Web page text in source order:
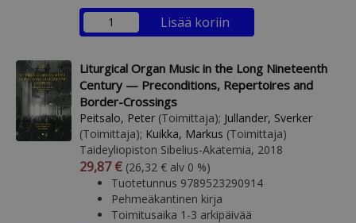
Lisää koriin
Liturgical Organ Music in the Long Nineteenth
Century — Preconditions, Repertoires and
Border-Crossings
Peitsalo, Peter (Toimittaja); Jullander, Sverker
(Toimittaja); Kuikka, Markus (Toimittaja)
Taideyliopiston Sibelius-Akatemia, 2018
Arvonlisäverollinen hinta
29,87 € Arvonlisäveroton hinta
(26,32 € alv 0 %)
Tuotetunnus 9789523290914
Pehmeäkantinen kirja
Toimitusaika 1-3 arkipäivää